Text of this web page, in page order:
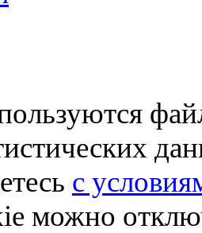
с
можно